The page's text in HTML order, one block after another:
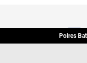
Polres Batang